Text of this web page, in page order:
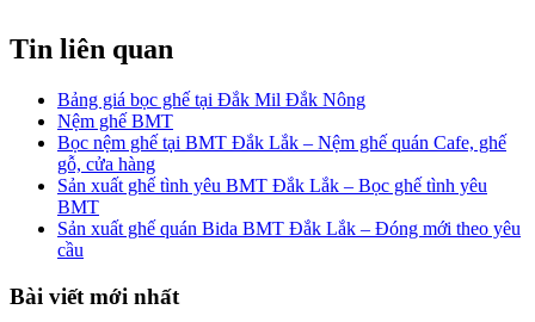
Tin liên quan
Bảng giá bọc ghế tại Đắk Mil Đắk Nông
Nệm ghế BMT
Bọc nệm ghế tại BMT Đắk Lắk – Nệm ghế quán Cafe, ghế
gỗ, cửa hàng
Sản xuất ghế tình yêu BMT Đắk Lắk – Bọc ghế tình yêu
BMT
Sản xuất ghế quán Bida BMT Đắk Lắk – Đóng mới theo yêu
cầu
Bài viết mới nhất